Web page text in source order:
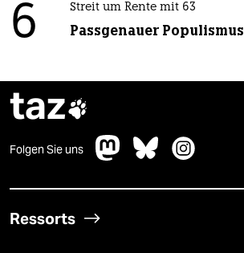
6 Streit um Rente mit 63
Passgenauer Populismus
taz
Folgen Sie uns
Ressorts